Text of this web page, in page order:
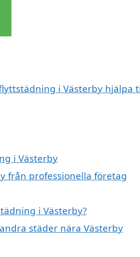
i Västerby hjälpa
i Västerby
från professionella företag
i Västerby?
städer nära Västerby